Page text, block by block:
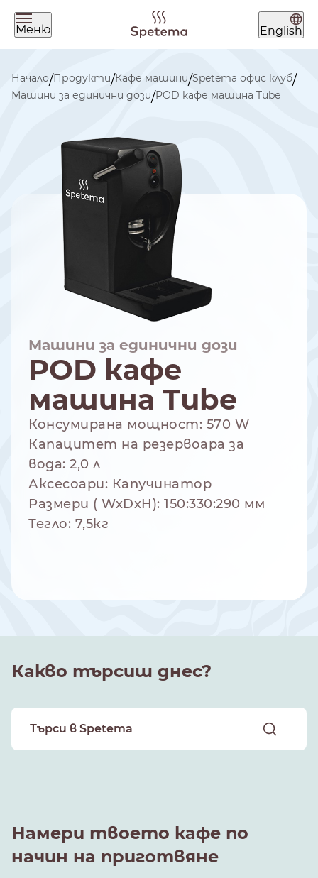
Меню English
Какво търсиш днес?
Намери твоето кафе по
начин на приготвяне
МЛЯНО
СТАНДАРТ
DOLCE GUSTO
СТАНДАРТ
Начало/Продукти/Кафе машини/Spetema офис клуб/
Машини за единични дози/POD кафе машина Tube
Машини за единични дози
POD кафе
машина Tube
Консумирана мощност: 570 W
Капацитет на резервоара за
вода: 2,0 л
Аксесоари: Капучинатор
Размери ( WxDxH): 150:330:290 мм
Тегло: 7,5кг
Какво търсиш днес?
Намери твоето кафе по
начин на приготвяне